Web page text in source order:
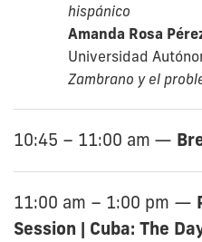
hispánico
Amanda Rosa
Universidad
Zambrano y el
10:45 – 11:00 am —
11:00 am – 1:00 pm —
Session | Cuba: The